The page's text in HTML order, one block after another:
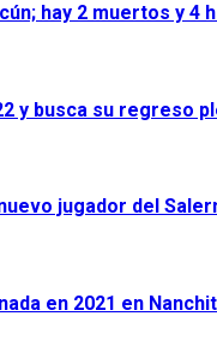
hay 2 muertos y 4
y busca su regreso
jugador del
en 2021 en